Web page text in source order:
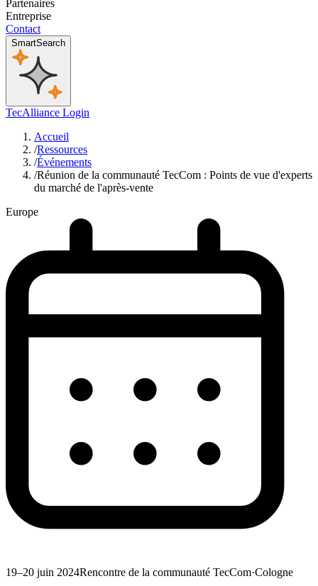
Partenaires
Entreprise
Contact
SmartSearch
TecAlliance Login
Accueil
/Ressources
/Événements
/Réunion de la communauté TecCom : Points de vue d'experts
du marché de l'après-vente
Europe
19–20 juin 2024Rencontre de la communauté TecCom·Cologne